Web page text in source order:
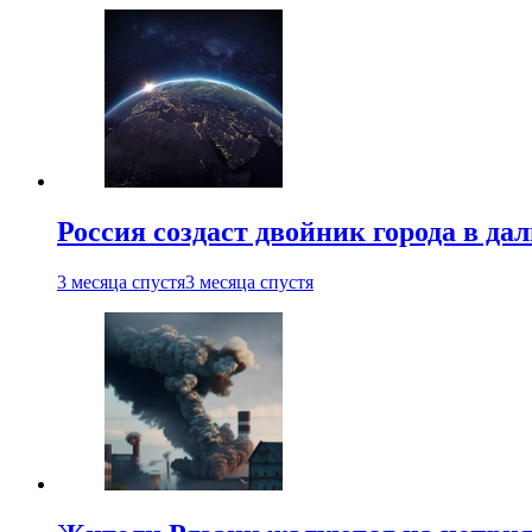
Россия создаст двойник города в
3 месяца спустя3 месяца спустя